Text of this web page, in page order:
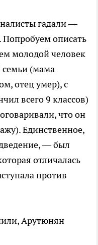
гадали —
Попробуем описать
молодой человек
семьи (мама
отец умер), с
всего 9 классов)
что он
Единственное,
— был
отличалась
против
Арутюнян